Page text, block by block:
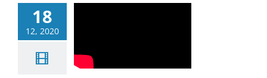
18
12, 2020
3D